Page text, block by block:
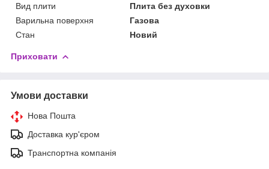
Вид плити
Плита без духовки
Варильна поверхня
Газова
Стан
Новий
Приховати
Умови доставки
Нова Пошта
Доставка кур'єром
Транспортна компанія